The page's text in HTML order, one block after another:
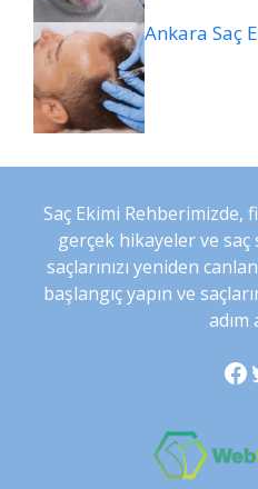
Ankara Saç
Saç Ekimi Rehberimizde,
gerçek hikayeler ve saç
saçlarınızı yeniden
başlangıç yapın ve
adım